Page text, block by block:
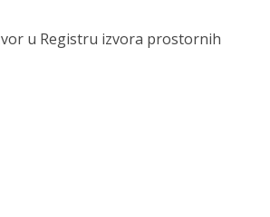
u Registru izvora prostornih